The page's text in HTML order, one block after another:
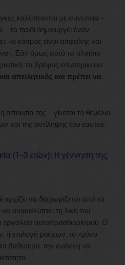
καλύπτονται με συνέπεια –
το παιδί δημιουργεί έναν
«ο κόσμος είναι ασφαλής και
Εάν όμως αυτό το πλαίσιο
το βρέφος εσωτερικεύει
απειλητικός και πρέπει να
της – γίνεται το θεμέλιο
και της αντίληψης του εαυτού.
(1–3 ετών): Η γέννηση της
να διαχωρίζεται από το
ανακαλύπτει τη δική του
εργαλείο αυτοπροσδιορισμού. Ο
η επιλογή ρούχων, το «μόνο
βαθύτερο: την ανάγκη να